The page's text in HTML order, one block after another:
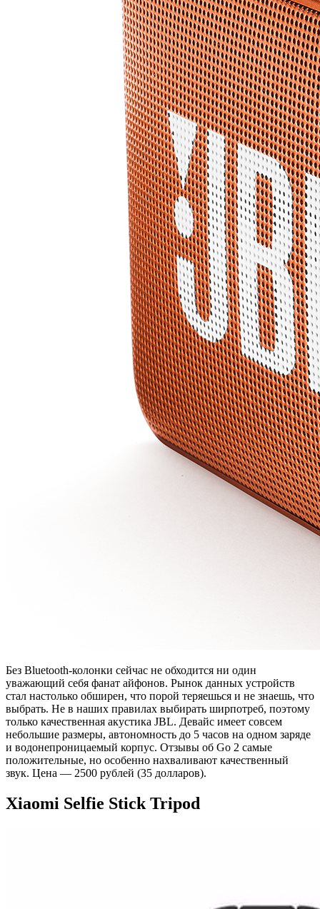
Без Bluetooth-колонки сейчас не обходится ни один
уважающий себя фанат айфонов. Рынок данных устройств
стал настолько обширен, что порой теряешься и не знаешь, что
выбрать. Не в наших правилах выбирать ширпотреб, поэтому
только качественная акустика JBL. Девайс имеет совсем
небольшие размеры, автономность до 5 часов на одном заряде
и водонепроницаемый корпус. Отзывы об Go 2 самые
положительные, но особенно нахваливают качественный
звук. Цена — 2500 рублей (35 долларов).
Xiaomi Selfie Stick Tripod